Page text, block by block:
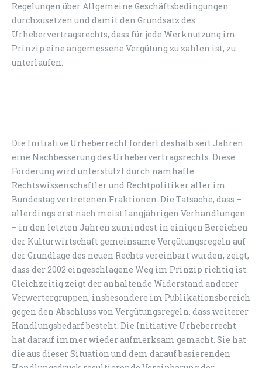
Regelungen über Allgemeine Geschäftsbedingungen
durchzusetzen und damit den Grundsatz des
Urhebervertragsrechts, dass für jede Werknutzung im
Prinzip eine angemessene Vergütung zu zahlen ist, zu
unterlaufen.
Die Initiative Urheberrecht fordert deshalb seit Jahren
eine Nachbesserung des Urhebervertragsrechts. Diese
Forderung wird unterstützt durch namhafte
Rechtswissenschaftler und Rechtpolitiker aller im
Bundestag vertretenen Fraktionen. Die Tatsache, dass –
allerdings erst nach meist langjährigen Verhandlungen
– in den letzten Jahren zumindest in einigen Bereichen
der Kulturwirtschaft gemeinsame Vergütungsregeln auf
der Grundlage des neuen Rechts vereinbart wurden, zeigt,
dass der 2002 eingeschlagene Weg im Prinzip richtig ist.
Gleichzeitig zeigt der anhaltende Widerstand anderer
Verwertergruppen, insbesondere im Publikationsbereich
gegen den Abschluss von Vergütungsregeln, dass weiterer
Handlungsbedarf besteht. Die Initiative Urheberrecht
hat darauf immer wieder aufmerksam gemacht. Sie hat
die aus dieser Situation und dem darauf basierenden